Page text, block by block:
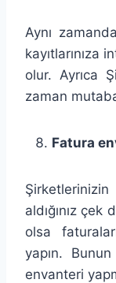
Aynı
kayıtlarınıza
olur. Ayrıca
zaman
Fatura
aldığınız
olsa
yapın.
envanteri